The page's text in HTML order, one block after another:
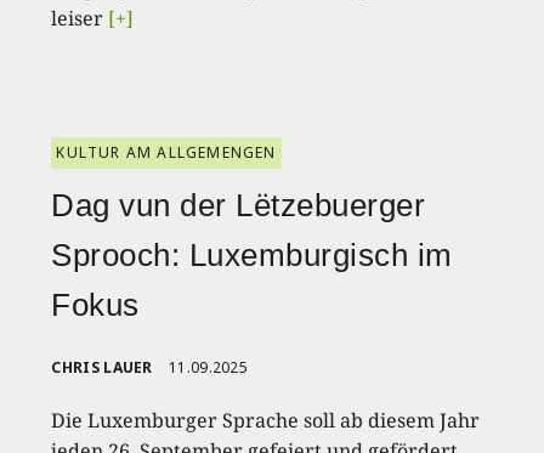
leiser [+]
KULTUR AM ALLGEMENGEN
Dag vun der Lëtzebuerger
Sprooch: Luxemburgisch im
Fokus
CHRIS LAUER 11.09.2025
Die Luxemburger Sprache soll ab diesem Jahr